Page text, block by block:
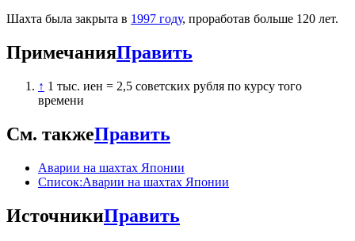
Шахта была закрыта в 1997 году, проработав больше 120 лет.
ПримечанияПравить
↑ 1 тыс. иен = 2,5 советских рубля по курсу того
времени
См. такжеПравить
Аварии на шахтах Японии
Список:Аварии на шахтах Японии
ИсточникиПравить